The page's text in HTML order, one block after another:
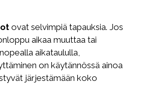
ovat selvimpiä tapauksia. Jos
aikaa muuttaa tai
aikataululla,
on käytännössä ainoa
järjestämään koko